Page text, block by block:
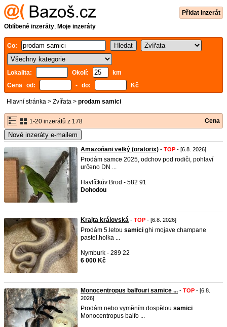
Přidat inzerát
Oblíbené inzeráty, Moje inzeráty
Co:
Lokalita: Okolí:
km
Cena od:
- do: Kč
Hlavní stránka > Zvířata > prodam samici
1-20 inzerátů z 178 Cena
Nové inzeráty e-mailem
Amazoňani velký (oratorix) - TOP - [6.8. 2026]
Prodám samce 2025, odchov pod rodiči, pohlaví
určeno DN ...
Havlíčkův Brod - 582 91
Dohodou
Krajta královská - TOP - [6.8. 2026]
Prodám 5.letou samici ghi mojave champane
pastel.holka ...
Nymburk - 289 22
6 000 Kč
Monocentropus balfouri samice ... - TOP - [6.8.
2026]
Prodám nebo vyměním dospělou samici
Monocentropus balfo ...